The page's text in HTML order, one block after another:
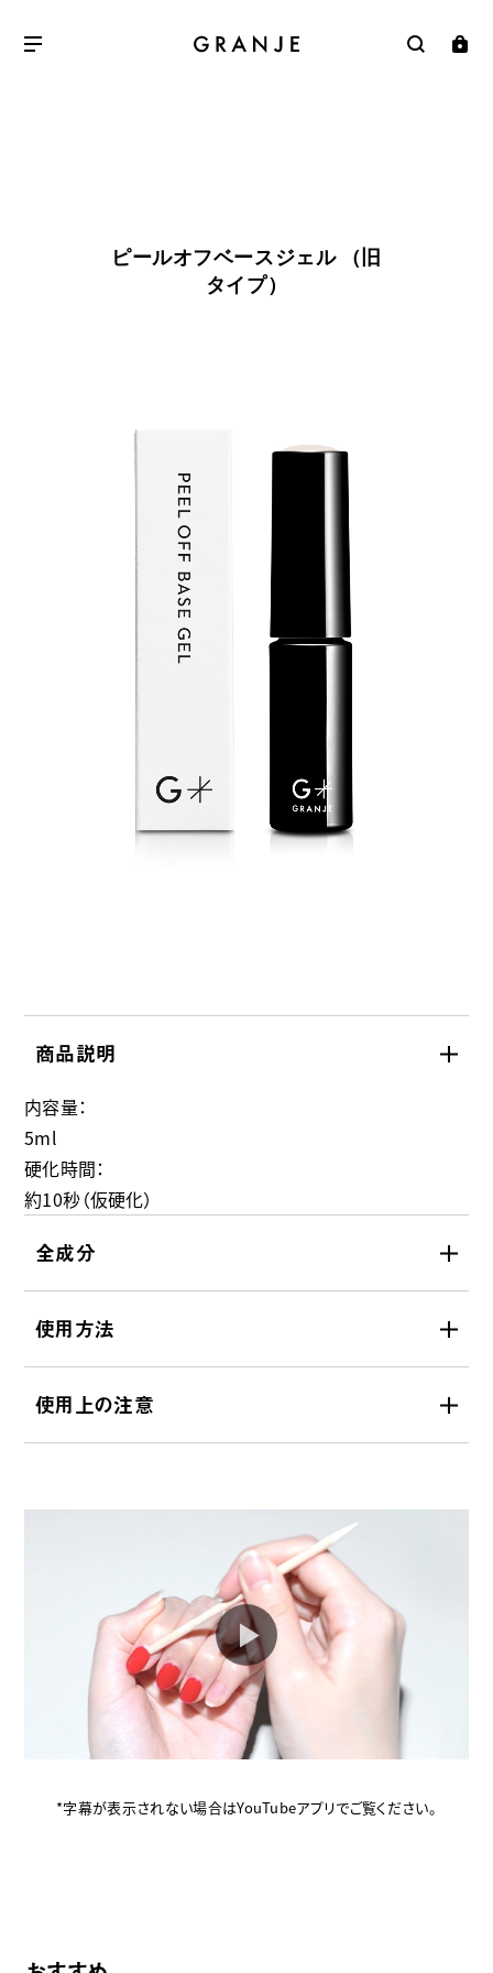
ピールオフベースジェル （旧
タイプ）
商品説明
内容量：
5ml
硬化時間：
約10秒（仮硬化）
全成分
使用方法
使用上の注意
*字幕が表示されない場合はYouTubeアプリでご覧ください。